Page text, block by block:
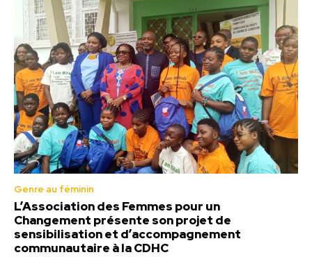
Genre au féminin
L’Association des Femmes pour un
Changement présente son projet de
sensibilisation et d’accompagnement
communautaire à la CDHC